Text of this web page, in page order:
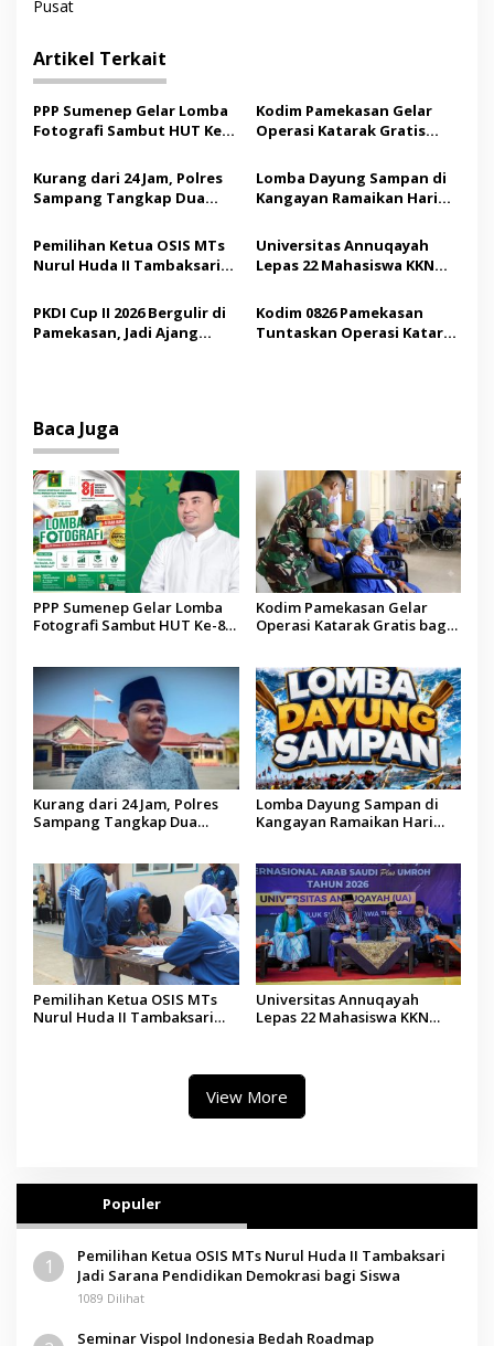
a
s
i
o
Pusat
Artikel Terkait
PPP Sumenep Gelar Lomba
Fotografi Sambut HUT Ke-
Kodim Pamekasan Gelar
Operasi Katarak Gratis
Kurang dari 24 Jam, Polres
Sampang Tangkap Dua
Lomba Dayung Sampan di
Kangayan Ramaikan Hari
Sumenep
Pemilihan Ketua OSIS MTs
Nurul Huda II Tambaksari
Demokrasi bagi Siswa
Universitas Annuqayah
Lepas 22 Mahasiswa KKN
Saudi
PKDI Cup II 2026 Bergulir di
Pamekasan, Jadi Ajang
Kodim 0826 Pamekasan
Tuntaskan Operasi Katarak
Baca Juga
PPP Sumenep Gelar Lomba
Fotografi Sambut HUT Ke-81
Kodim Pamekasan Gelar
Operasi Katarak Gratis bagi
Kurang dari 24 Jam, Polres
Sampang Tangkap Dua
Lomba Dayung Sampan di
Kangayan Ramaikan Hari
Pemilihan Ketua OSIS MTs
Nurul Huda II Tambaksari
Universitas Annuqayah
Lepas 22 Mahasiswa KKN
View More
Populer
1
Pemilihan Ketua OSIS MTs Nurul Huda II Tambaksari
Jadi Sarana Pendidikan Demokrasi bagi Siswa
1089 Dilihat
Seminar Vispol Indonesia Bedah Roadmap